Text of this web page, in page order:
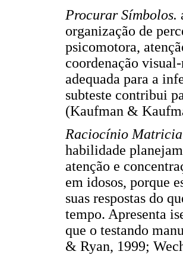
Procurar Símbolos.
organização de
psicomotora,
coordenação
adequada para a
subteste contribui
(Kaufman &
Raciocínio
habilidade
atenção e
em idosos, porque
suas respostas do
tempo. Apresenta
que o testando
& Ryan, 1999;